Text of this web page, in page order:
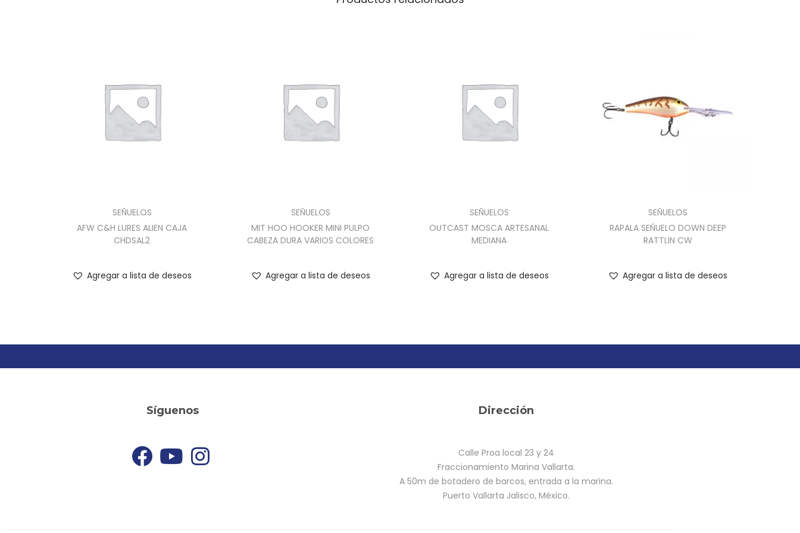
SEÑUELOS
AFW C&H LURES ALIEN CAJA
CHDSAL2
Agregar a lista de deseos
SEÑUELOS
MIT HOO HOOKER MINI PULPO
CABEZA DURA VARIOS COLORES
Agregar a lista de deseos
SEÑUELOS
OUTCAST MOSCA ARTESANAL
MEDIANA
Agregar a lista de deseos
SEÑUELOS
RAPALA SEÑUELO DOWN DEEP
RATTLIN CW
Agregar a lista de deseos
Síguenos Dirección
Calle Proa local 23 y 24
Fraccionamiento Marina Vallarta.
A 50m de botadero de barcos, entrada a la marina.
Puerto Vallarta Jalisco, México.